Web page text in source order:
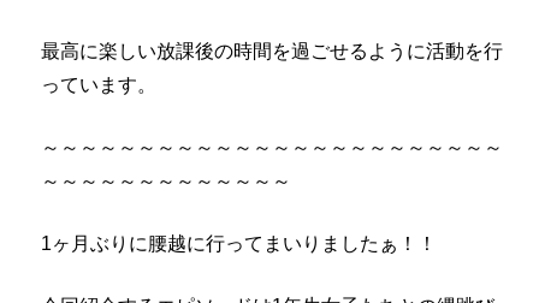
最高に楽しい放課後の時間を過ごせるように活動を行
っています。
～～～～～～～～～～～～～～～～～～～～～～～～
～～～～～～～～～～～～～
1ヶ月ぶりに腰越に行ってまいりましたぁ！！